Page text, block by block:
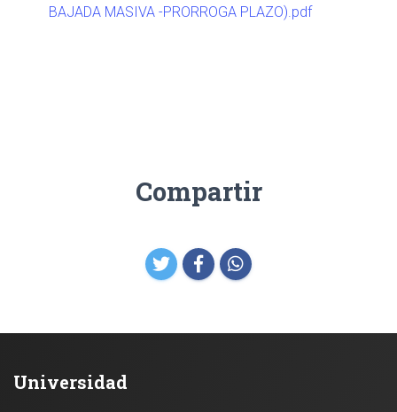
BAJADA MASIVA -PRORROGA PLAZO).pdf
Compartir
Universidad